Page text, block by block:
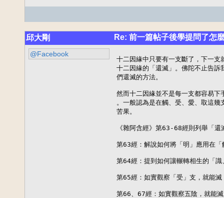
邱大剛 Re: 前一篇帖子後學提問了怎
@Facebook
十二因緣中只要有一支斷了，下一
十二因緣的「還滅」。佛陀不止告
們還滅的方法。
然而十二因緣並不是每一支都容易
。一般認為是在觸、受、愛、取這
苦果。
《雜阿含經》第63-68經則列舉「還
第63經：解說如何將「明」應用在「
第64經：提到如何讓輾轉相生的「
第65經：如實觀察「受」支，就能滅
第66、67經：如實觀察五陰，就能